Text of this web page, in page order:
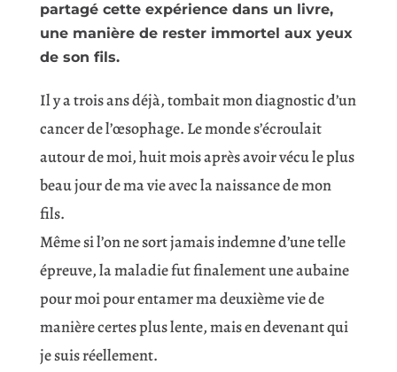
partagé cette expérience dans un livre,
une manière de rester immortel aux yeux
de son fils.
Il y a trois ans déjà, tombait mon diagnostic d’un
cancer de l’œsophage. Le monde s’écroulait
autour de moi, huit mois après avoir vécu le plus
beau jour de ma vie avec la naissance de mon
fils.
Même si l’on ne sort jamais indemne d’une telle
épreuve, la maladie fut finalement une aubaine
pour moi pour entamer ma deuxième vie de
manière certes plus lente, mais en devenant qui
je suis réellement.